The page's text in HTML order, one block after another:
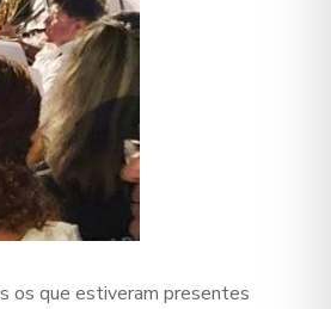
os que estiveram presentes